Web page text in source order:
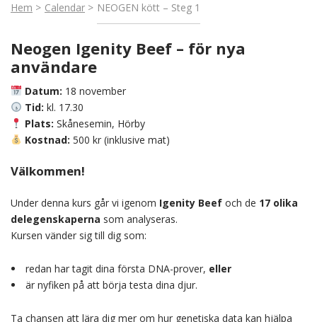
Hem Calendar NEOGEN kött – Steg 1
Neogen Igenity Beef – för nya
användare
Datum: 18 november
Tid: kl. 17.30
Plats: Skånesemin, Hörby
Kostnad: 500 kr (inklusive mat)
Välkommen!
Under denna kurs går vi igenom Igenity Beef och de 17 olika
del­egenskaperna som analyseras.
Kursen vänder sig till dig som:
redan har tagit dina första DNA-prover, eller
är nyfiken på att börja testa dina djur.
Ta chansen att lära dig mer om hur genetiska data kan hjälpa